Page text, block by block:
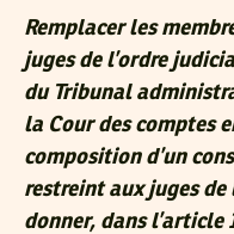
Remplacer les
juges de l’ordre
du Tribunal
la Cour des comptes
composition d’un
restreint aux juges de
donner, dans l’article